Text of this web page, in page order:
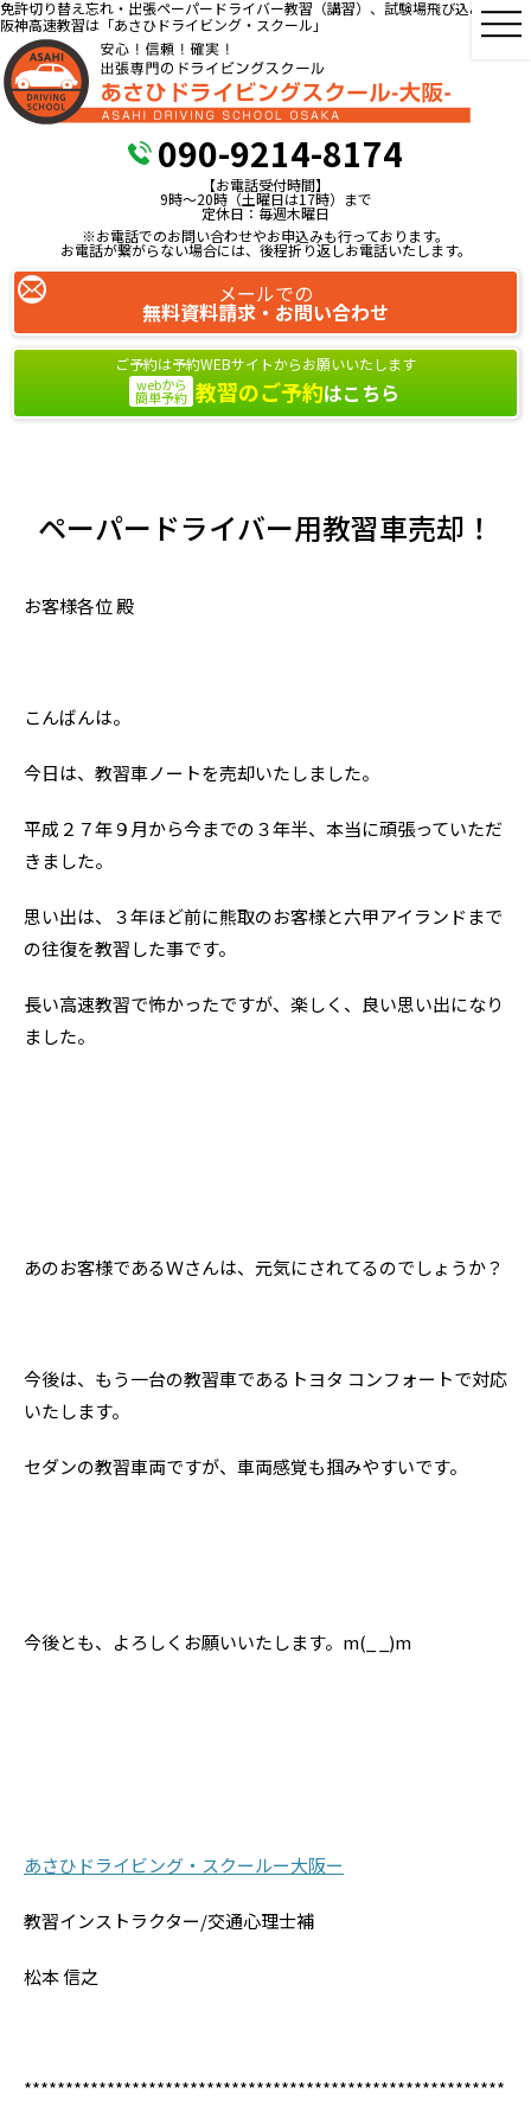
免許切り替え忘れ・出張ペーパードライバー教習（講習）、試験場飛び込み教習、
阪神高速教習は「あさひドライビング・スクール」
090-9214-8174
【お電話受付時間】
9時～20時（土曜日は17時）まで
定休日：毎週木曜日
※お電話でのお問い合わせやお申込みも行っております。
お電話が繋がらない場合には、後程折り返しお電話いたします。
メールでの
無料資料請求・お問い合わせ
ご予約は予約WEBサイトからお願いいたします
webから
簡単予約 教習のご予約はこちら
ペーパードライバー用教習車売却！
お客様各位 殿
こんばんは。
今日は、教習車ノートを売却いたしました。
平成２７年９月から今までの３年半、本当に頑張っていただ
きました。
思い出は、３年ほど前に熊取のお客様と六甲アイランドまで
の往復を教習した事です。
長い高速教習で怖かったですが、楽しく、良い思い出になり
ました。
あのお客様であるＷさんは、元気にされてるのでしょうか？
今後は、もう一台の教習車であるトヨタ コンフォートで対応
いたします。
セダンの教習車両ですが、車両感覚も掴みやすいです。
今後とも、よろしくお願いいたします。m(_ _)m
あさひドライビング・スクールー大阪ー
教習インストラクター/交通心理士補
松本 信之
**********************************************************